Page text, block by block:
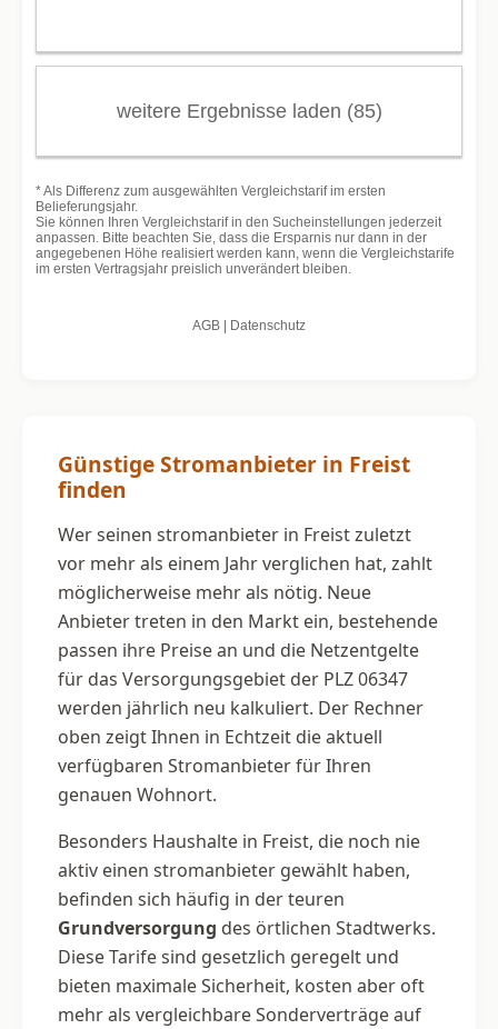
Günstige Stromanbieter in Freist
finden
Wer seinen stromanbieter in Freist zuletzt
vor mehr als einem Jahr verglichen hat, zahlt
möglicherweise mehr als nötig. Neue
Anbieter treten in den Markt ein, bestehende
passen ihre Preise an und die Netzentgelte
für das Versorgungsgebiet der PLZ 06347
werden jährlich neu kalkuliert. Der Rechner
oben zeigt Ihnen in Echtzeit die aktuell
verfügbaren Stromanbieter für Ihren
genauen Wohnort.
Besonders Haushalte in Freist, die noch nie
aktiv einen stromanbieter gewählt haben,
befinden sich häufig in der teuren
Grundversorgung des örtlichen Stadtwerks.
Diese Tarife sind gesetzlich geregelt und
bieten maximale Sicherheit, kosten aber oft
mehr als vergleichbare Sonderverträge auf